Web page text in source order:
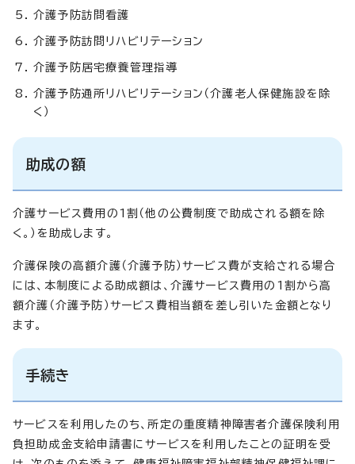
介護予防訪問看護
介護予防訪問リハビリテーション
介護予防居宅療養管理指導
介護予防通所リハビリテーション（介護老人保健施設を除
く）
助成の額
介護サービス費用の1割（他の公費制度で助成される額を除
く。）を助成します。
介護保険の高額介護（介護予防）サービス費が支給される場合
には、本制度による助成額は、介護サービス費用の1割から高
額介護（介護予防）サービス費相当額を差し引いた金額となり
ます。
手続き
サービスを利用したのち、所定の重度精神障害者介護保険利用
負担助成金支給申請書にサービスを利用したことの証明を受